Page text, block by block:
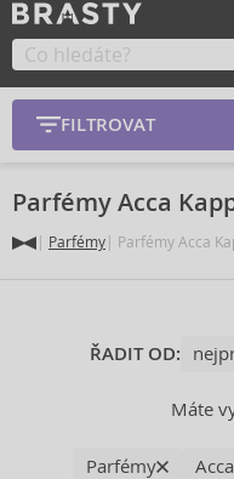
FILTROVAT
Parfémy Acca
Parfémy Parfémy Acca
ŘADIT OD:
Máte
Parfémy